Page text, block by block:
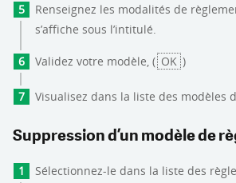
Renseignez les modalités de
s’affiche sous l’intitulé.
Validez votre modèle, ( OK )
Visualisez dans la liste des modèles
Suppression d’un modèle de
Sélectionnez-le dans la liste des